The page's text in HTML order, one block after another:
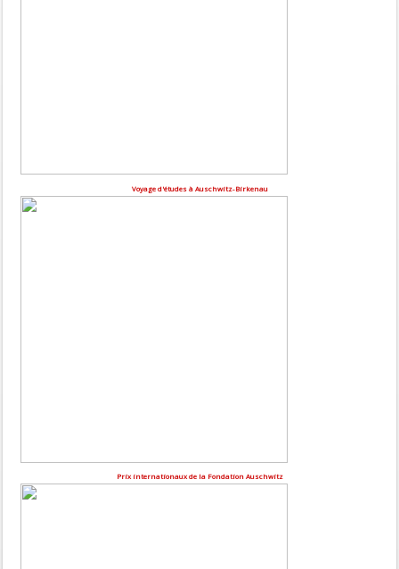
Voyage d'études à Auschwitz-Birkenau
Prix internationaux de la Fondation Auschwitz